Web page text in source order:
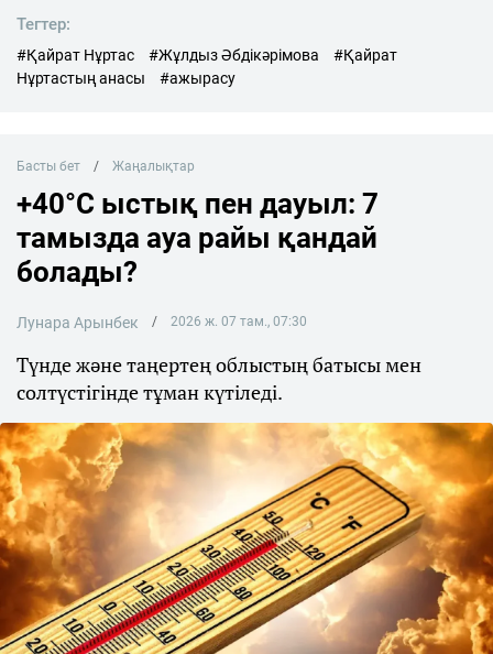
Тегтер:
#Қайрат Нұртас #Жұлдыз Әбдікәрімова
#Қайрат
Нұртастың анасы
#ажырасу
Басты бет Жаңалықтар
+40°C ыстық пен дауыл: 7
тамызда ауа райы қандай
болады?
Лунара Арынбек 2026 ж. 07 там., 07:30
Түнде және таңертең облыстың батысы мен
солтүстігінде тұман күтіледі.